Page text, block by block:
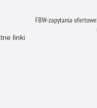
linki
FBW-zapytania ofertowe